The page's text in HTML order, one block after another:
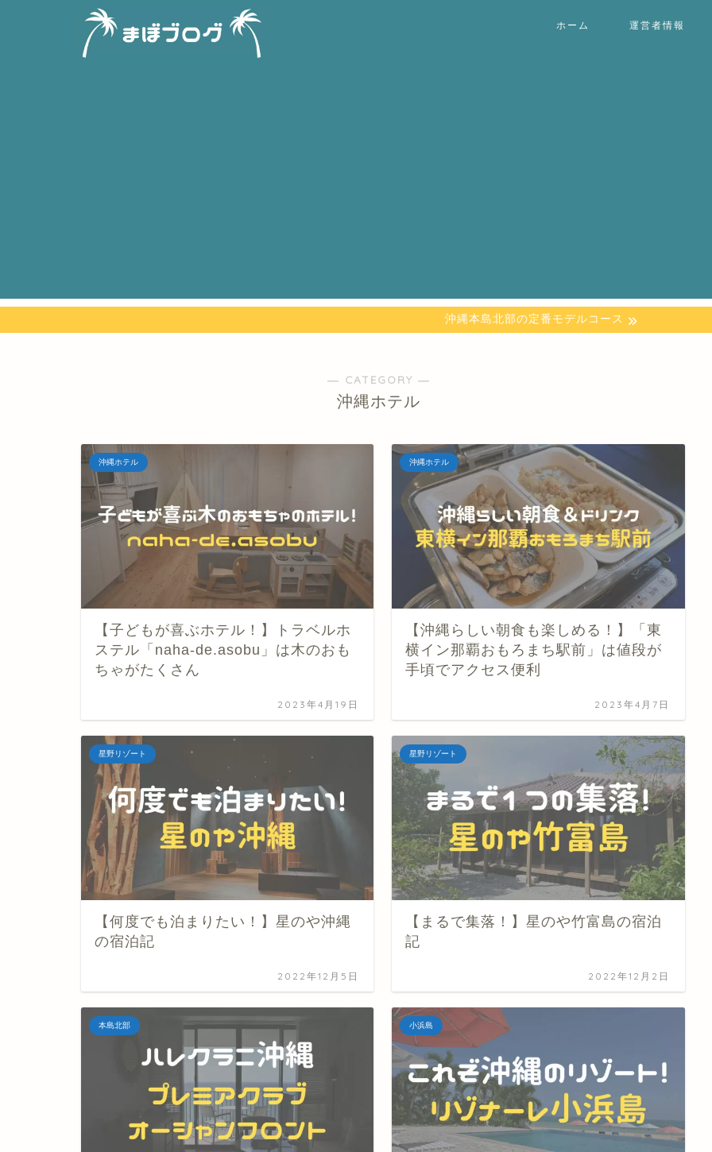
ホーム 運営者情報
沖縄本島北部の定番モデルコース
― CATEGORY ―
沖縄ホテル
沖縄ホテル
【子どもが喜ぶホテル！】トラベルホ
ステル「naha-de.asobu」は木のおも
ちゃがたくさん
2023年4月19日
沖縄ホテル
【沖縄らしい朝食も楽しめる！】「東
横イン那覇おもろまち駅前」は値段が
手頃でアクセス便利
2023年4月7日
星野リゾート
【何度でも泊まりたい！】星のや沖縄
の宿泊記
2022年12月5日
星野リゾート
【まるで集落！】星のや竹富島の宿泊
記
2022年12月2日
本島北部 小浜島